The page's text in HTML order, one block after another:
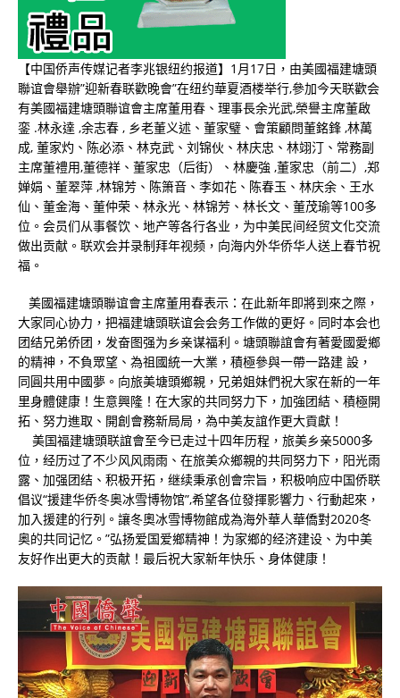
【中国侨声传媒记者李兆银纽约报道】1月17日，由美國福建塘頭
聯谊會舉辦”迎新春联歡晚會”在纽约華夏酒楼举行,參加今天联歡会
有美國福建塘頭聯谊會主席董用春、理事長余光武,榮譽主席董啟
銮 .林永達 ,余志春 , 乡老董义述、董家璧、會策顧問董銘鋒 ,林萬
成, 董家灼、陈必添、林克武、刘锦伙、林庆忠、林翊汀、常務副
主席董禮用,董德祥、董家忠（后街）、林慶強 ,董家忠（前二）,郑
婵娟、董翠萍 ,林锦芳、陈箫音、李如花、陈春玉、林庆余、王水
仙、董金海、董仲荣、林永光、林锦芳、林长文、董茂瑜等100多
位。会员们从事餐饮、地产等各行各业，为中美民间经贸文化交流
做出贡献。联欢会并录制拜年视频，向海内外华侨华人送上春节祝
福。
美國福建塘頭聯谊會主席董用春表示：在此新年即將到來之際，
大家同心协力，把福建塘頭联谊会会务工作做的更好。同时本会也
团结兄弟侨团，发奋图强为乡亲谋福利。塘頭聯誼會有著愛國愛鄉
的精神，不負眾望、為祖國統一大業，積極參與一帶一路建 設，
同圓共用中國夢。向旅美塘頭鄉親，兄弟姐妹們祝大家在新的一年
里身體健康！生意興隆！在大家的共同努力下，加強团結、積極開
拓、努力進取、開創會務新局局，為中美友誼作更大貢獻！
美国福建塘頭联誼會至今已走过十四年历程，旅美乡亲5000多
位，经历过了不少风风雨雨、在旅美众鄉親的共同努力下，阳光雨
露、加强团结、积极开拓，继续秉承创會宗旨，积极响应中国侨联
倡议“援建华侨冬奥冰雪博物馆”,希望各位發揮影響力、行動起來，
加入援建的行列。讓冬奧冰雪博物館成為海外華人華僑對2020冬
奥的共同记忆。”弘扬爱国爱鄉精神！为家鄉的经济建设、为中美
友好作出更大的贡献！最后祝大家新年快乐、身体健康！